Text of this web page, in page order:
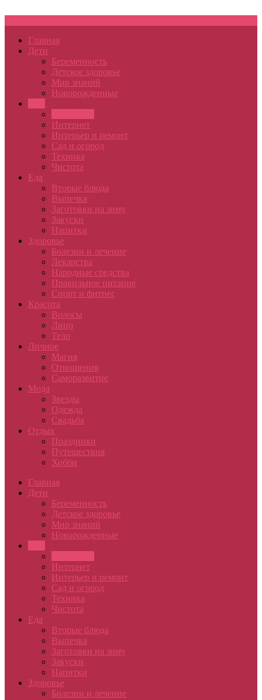
Главная
Дети
Беременность
Детское здоровье
Мир знаний
Новорожденные
Интернет
Интерьер и ремонт
Сад и огород
Техника
Чистота
Еда
Вторые блюда
Выпечка
Заготовки на зиму
Закуски
Напитки
Здоровье
Болезни и лечение
Лекарства
Народные средства
Правильное питание
Спорт и фитнес
Красота
Волосы
Лицо
Тело
Личное
Магия
Отношения
Саморазвитие
Мода
Звезды
Одежда
Свадьба
Отдых
Праздники
Путешествия
Хобби
Главная
Дети
Беременность
Детское здоровье
Мир знаний
Новорожденные
Интернет
Интерьер и ремонт
Сад и огород
Техника
Чистота
Еда
Вторые блюда
Выпечка
Заготовки на зиму
Закуски
Напитки
Здоровье
Болезни и лечение